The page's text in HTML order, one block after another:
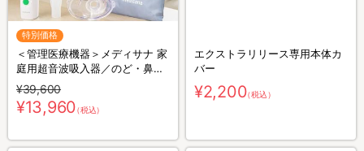
特別価格
＜管理医療機器＞メディサナ 家
庭用超音波吸入器／のど・鼻の
乾燥ケア
¥39,600
¥13,960（税込）
エクストラリリース専用本体カ
バー
¥2,200（税込）